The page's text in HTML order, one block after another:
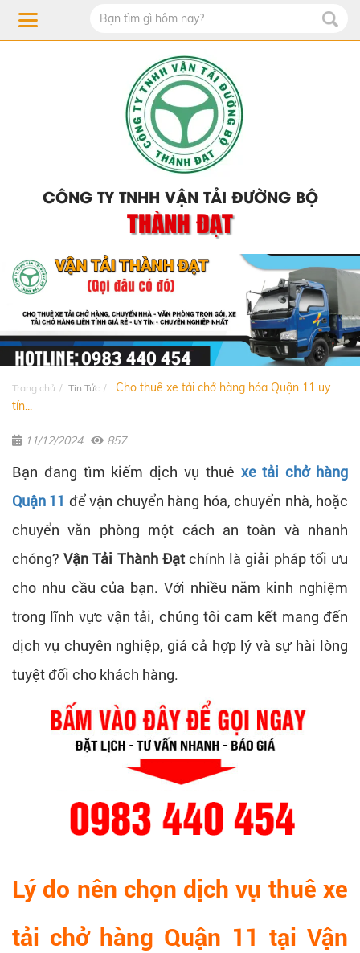
CÔNG TY TNHH VẬN TẢI ĐƯỜNG BỘ
THÀNH ĐẠT
Trang chủ Tin Tức
Cho thuê xe tải chở hàng hóa Quận 11 uy
tín...
11/12/2024 857
Bạn đang tìm kiếm dịch vụ thuê xe tải chở hàng
Quận 11 để vận chuyển hàng hóa, chuyển nhà, hoặc
chuyển văn phòng một cách an toàn và nhanh
chóng?Vận Tải Thành Đạtchính là giải pháp tối ưu
cho nhu cầu của bạn. Với nhiều năm kinh nghiệm
trong lĩnh vực vận tải, chúng tôi cam kết mang đến
dịch vụ chuyên nghiệp, giá cả hợp lý và sự hài lòng
tuyệt đối cho khách hàng.
Lý do nên chọn dịch vụ thuê xe
tải chở hàng Quận 11 tại Vận